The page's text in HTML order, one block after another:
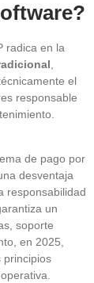
radica en la
el
responsable
de pago por
desventaja
responsabilidad
un
soporte
en 2025,
principios